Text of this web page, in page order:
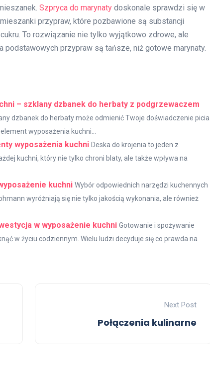
Szpryca do marynaty doskonale sprawdzi się w
przypraw, które pozbawione są substancji
To rozwiązanie nie tylko wyjątkowo zdrowe, ale
przypraw są tańsze, niż gotowe marynaty.
– szklany dzbanek do herbaty z podgrzewaczem
dzbanek do herbaty może odmienić Twoje doświadczenie picia
wyposażenia kuchni...
wyposażenia kuchni Deska do krojenia to jeden z
kuchni, który nie tylko chroni blaty, ale także wpływa na
kuchni Wybór odpowiednich narzędzi kuchennych
wyróżniają się nie tylko jakością wykonania, ale również
w wyposażenie kuchni Gotowanie i spożywanie
w życiu codziennym. Wielu ludzi decyduje się co prawda na
Next Post
Połączenia kulinarne